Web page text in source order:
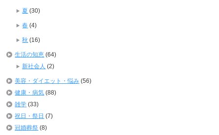
夏 (30)
春 (4)
秋 (16)
生活の知恵 (64)
新社会人 (2)
美容・ダイエット・悩み (56)
健康・病気 (88)
雑学 (33)
祝日・祭日 (7)
冠婚葬祭 (8)